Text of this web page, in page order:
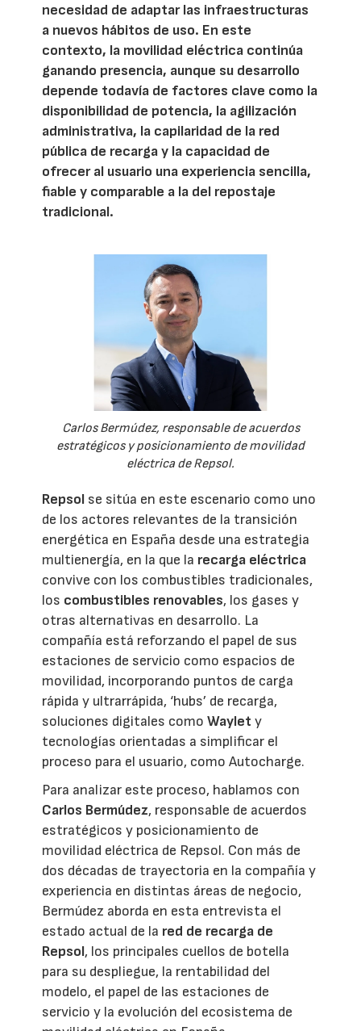
necesidad de adaptar las infraestructuras
a nuevos hábitos de uso. En este
contexto, la movilidad eléctrica continúa
ganando presencia, aunque su desarrollo
depende todavía de factores clave como la
disponibilidad de potencia, la agilización
administrativa, la capilaridad de la red
pública de recarga y la capacidad de
ofrecer al usuario una experiencia sencilla,
fiable y comparable a la del repostaje
tradicional.
Carlos Bermúdez, responsable de acuerdos
estratégicos y posicionamiento de movilidad
eléctrica de Repsol.
Repsol se sitúa en este escenario como uno
de los actores relevantes de la transición
energética en España desde una estrategia
multienergía, en la que la recarga eléctrica
convive con los combustibles tradicionales,
los combustibles renovables, los gases y
otras alternativas en desarrollo. La
compañía está reforzando el papel de sus
estaciones de servicio como espacios de
movilidad, incorporando puntos de carga
rápida y ultrarrápida, ‘hubs’ de recarga,
soluciones digitales comoWaylety
tecnologías orientadas a simplificar el
proceso para el usuario, como Autocharge.
Para analizar este proceso, hablamos con
Carlos Bermúdez, responsable de acuerdos
estratégicos y posicionamiento de
movilidad eléctrica de Repsol. Con más de
dos décadas de trayectoria en la compañía y
experiencia en distintas áreas de negocio,
Bermúdez aborda en esta entrevista el
estado actual de la red de recarga de
Repsol, los principales cuellos de botella
para su despliegue, la rentabilidad del
modelo, el papel de las estaciones de
servicio y la evolución del ecosistema de